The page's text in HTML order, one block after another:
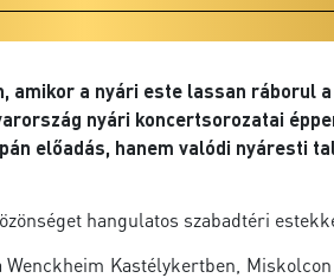
amikor a nyári este lassan
nyári koncertsorozatai
előadás, hanem valódi nyáresti
hangulatos szabadtéri
Wenckheim Kastélykertben,